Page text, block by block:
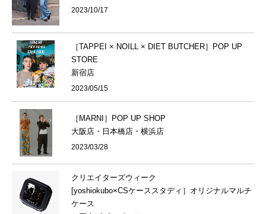
2023/10/17
［TAPPEI × NOILL × DIET BUTCHER］POP UP
STORE
新宿店
2023/05/15
［MARNI］POP UP SHOP
大阪店・日本橋店・横浜店
2023/03/28
クリエイターズウィーク
[yoshiokubo×CSケーススタディ］オリジナルマルチ
ケース